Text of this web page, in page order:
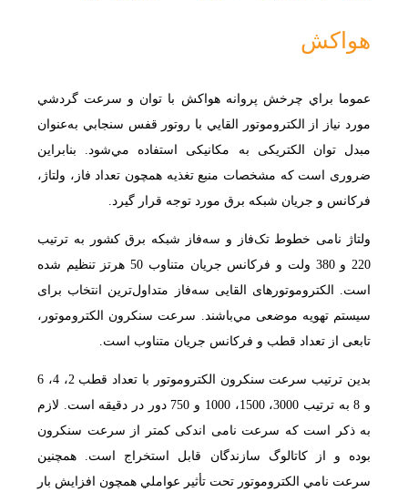
هواکش
عموما براي چرخش پروانه هواكش با توان و سرعت گردشي
مورد نياز از الکتروموتور القايي با روتور قفس سنجابي به‌عنوان
مبدل توان الکتریکی به مکانیکی استفاده مي‌شود. بنابراین
ضروری است که مشخصات منبع تغذیه همچون تعداد فاز، ولتاژ،
فرکانس و جریان شبکه برق مورد توجه قرار گیرد.
ولتاژ نامی خطوط تک‌فاز و سه‌فاز شبکه برق کشور به ترتیب
220 و 380 ولت و فرکانس جریان متناوب 50 هرتز تنظیم شده
است. الکتروموتورهای القایی سه‌فاز متداول‌ترین انتخاب برای
سیستم تهویه موضعی مي‌باشند. سرعت سنکرون الکتروموتور،
تابعی از تعداد قطب و فرکانس جریان متناوب است.
بدين ترتيب سرعت سنكرون الکتروموتور با تعداد قطب 2، 4، 6
و 8 به ترتیب 3000، 1500، 1000 و 750 دور در دقیقه است. لازم
به ذكر است كه سرعت نامی اندکی کمتر از سرعت سنکرون
بوده و از کاتالوگ سازندگان قابل استخراج است. همچنين
سرعت نامي الكتروموتور تحت تأثير عواملي همچون افزايش بار